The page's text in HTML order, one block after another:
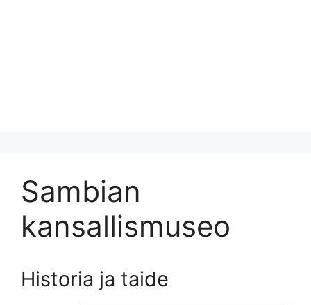
Sambian
kansallismuseo
Historia ja taide